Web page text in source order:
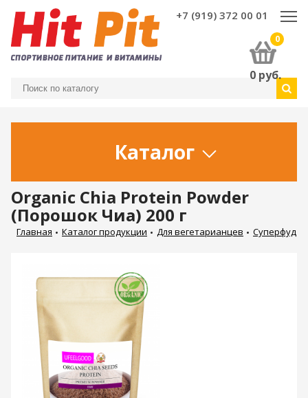
0
0 руб.
+7 (919) 372 00 01
Каталог
Organic Chia Protein Powder
(Порошок Чиа) 200 г
Главная Каталог продукции Для вегетарианцев Суперфуд